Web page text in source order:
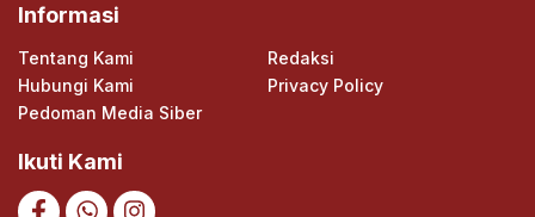
Informasi
Tentang Kami
Redaksi
Hubungi Kami
Privacy Policy
Pedoman Media Siber
Ikuti Kami